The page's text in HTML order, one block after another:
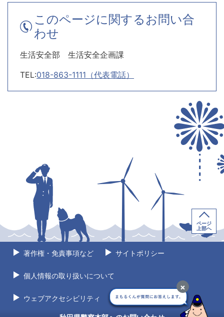
このページに関するお問い合
わせ
生活安全部 生活安全企画課
TEL:018-863-1111（代表電話）
×
著作権・免責事項など サイトポリシー
個人情報の取り扱いについて
ウェブアクセシビリティ サイトマップ
ページ
上部へ